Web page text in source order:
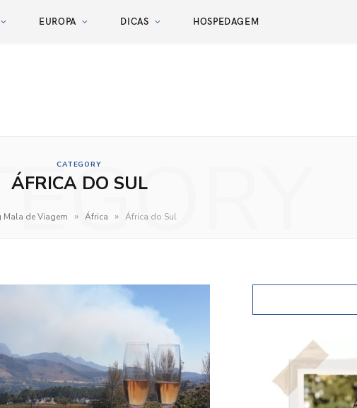
EUROPA DICAS HOSPEDAGEM
CATEGORY
ÁFRICA DO SUL
Mala de Viagem » África » África do Sul